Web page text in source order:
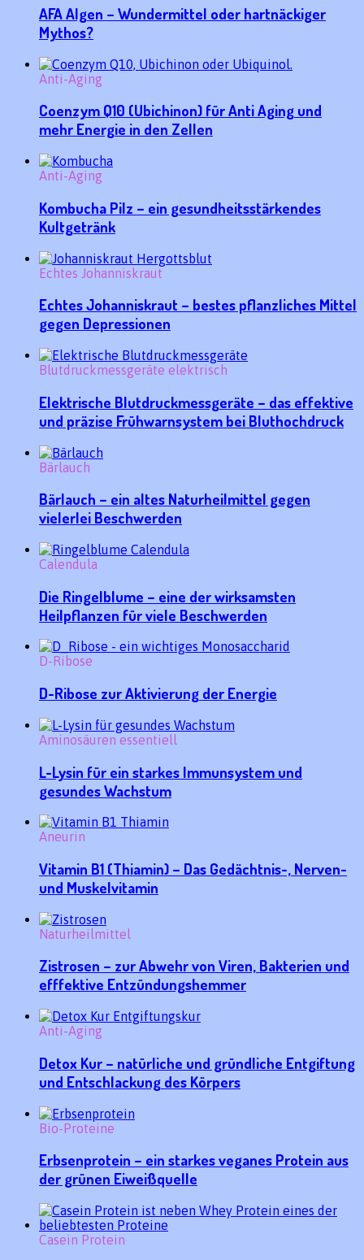
AFA Algen – Wundermittel oder hartnäckiger
Mythos?
Anti-Aging
Coenzym Q10 (Ubichinon) für Anti Aging und
mehr Energie in den Zellen
Anti-Aging
Kombucha Pilz – ein gesundheitsstärkendes
Kultgetränk
Echtes Johanniskraut
Echtes Johanniskraut – bestes pflanzliches Mittel
gegen Depressionen
Blutdruckmessgeräte elektrisch
Elektrische Blutdruckmessgeräte – das effektive
und präzise Frühwarnsystem bei Bluthochdruck
Bärlauch
Bärlauch – ein altes Naturheilmittel gegen
vielerlei Beschwerden
Calendula
Die Ringelblume – eine der wirksamsten
Heilpflanzen für viele Beschwerden
D-Ribose
D-Ribose zur Aktivierung der Energie
Aminosäuren essentiell
L-Lysin für ein starkes Immunsystem und
gesundes Wachstum
Aneurin
Vitamin B1 (Thiamin) – Das Gedächtnis-, Nerven-
und Muskelvitamin
Naturheilmittel
Zistrosen – zur Abwehr von Viren, Bakterien und
efffektive Entzündungshemmer
Anti-Aging
Detox Kur – natürliche und gründliche Entgiftung
und Entschlackung des Körpers
Bio-Proteine
Erbsenprotein – ein starkes veganes Protein aus
der grünen Eiweißquelle
Casein Protein